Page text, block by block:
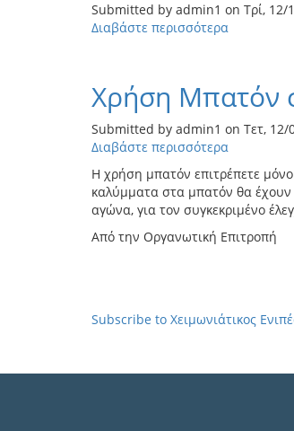
Submitted by admin1 on Τρί, 12/
Διαβάστε περισσότερα
Δελτίο
Τύπου
Ενιπέα
Χρήση Μπατόν
Submitted by admin1 on Τετ, 12/
Διαβάστε περισσότερα
το
Χρήση
Μπατόν
στον
Η χρήση μπατόν επιτρέπετε
καλύμματα στα μπατόν θα έχουν
αγώνα, για τον συγκεκριμένο
Από την Οργανωτική Επιτροπή
Subscribe to Χειμωνιάτικος